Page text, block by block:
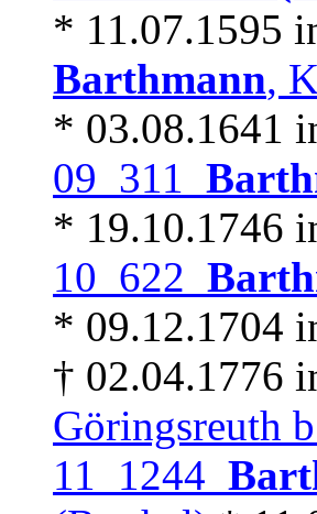
* 11.07.1595
Barthmann,
* 03.08.1641
09 311
* 19.10.1746
10 622
* 09.12.1704
† 02.04.1776
Göringsreuth
11 1244